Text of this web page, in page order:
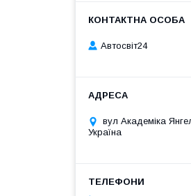
Автосвіт24
вул Академіка
Україна